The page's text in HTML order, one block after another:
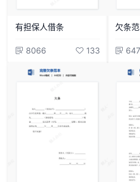
有担保人借条
8066 133
欠条